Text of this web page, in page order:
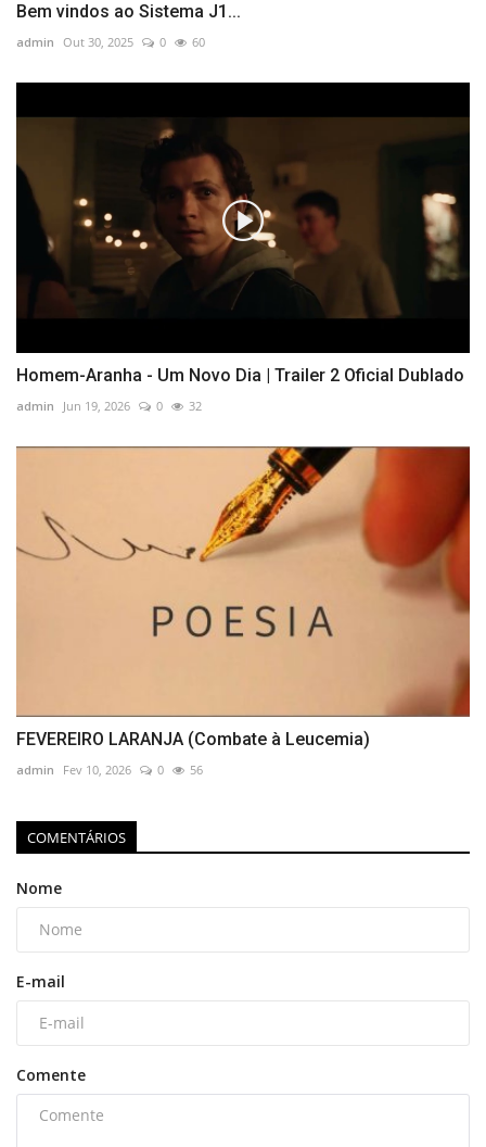
Bem vindos ao Sistema J1...
admin Out 30, 2025 0 60
Homem-Aranha - Um Novo Dia | Trailer 2 Oficial Dublado
admin Jun 19, 2026 0 32
FEVEREIRO LARANJA (Combate à Leucemia)
admin Fev 10, 2026 0 56
COMENTÁRIOS
Nome
E-mail
Comente